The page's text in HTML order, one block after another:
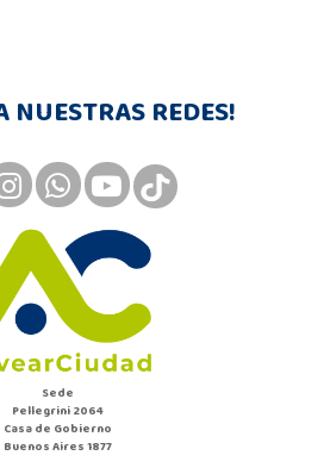
NUESTRAS REDES!
Sede
Pellegrini 2064
Casa de Gobierno
Buenos Aires 1877